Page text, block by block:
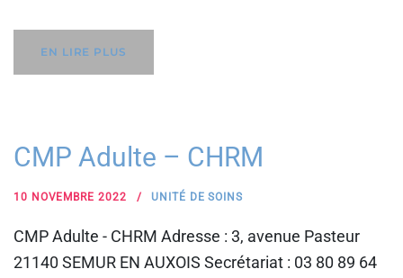
EN LIRE PLUS
CMP Adulte – CHRM
10 NOVEMBRE 2022 UNITÉ DE SOINS
CMP Adulte - CHRM Adresse : 3, avenue Pasteur
21140 SEMUR EN AUXOIS Secrétariat : 03 80 89 64